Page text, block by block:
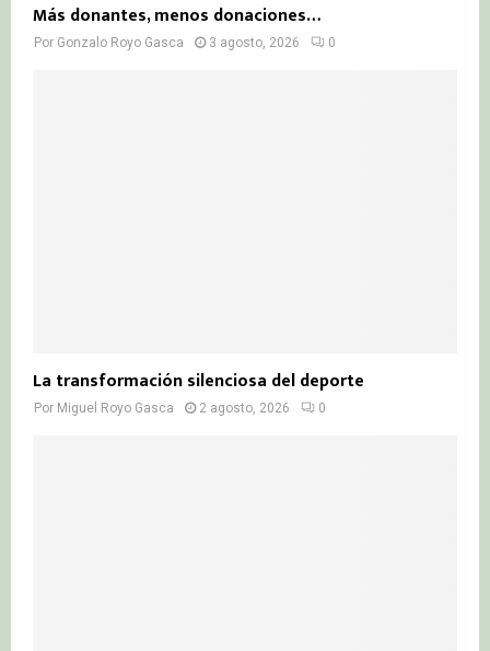
Más donantes, menos donaciones…
Por Gonzalo Royo Gasca 3 agosto, 2026 0
La transformación silenciosa del deporte
Por Miguel Royo Gasca 2 agosto, 2026 0